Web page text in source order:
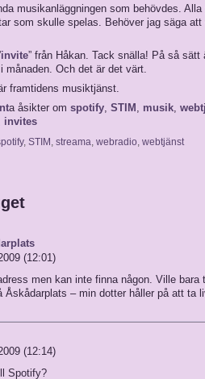
musikanläggningen som behövdes. Alla
som skulle spelas. Behöver jag säga
invite” från Håkan. Tack snälla! På så sätt
månaden. Och det är det värt.
framtidens musiktjänst.
a åsikter om spotify, STIM , musik,
invites
, STIM , streama, webradio, webtjänst
(12:01)
men kan inte finna någon. Ville bara
Åskådarplats – min dotter håller på att ta
(12:14)
Spotify?